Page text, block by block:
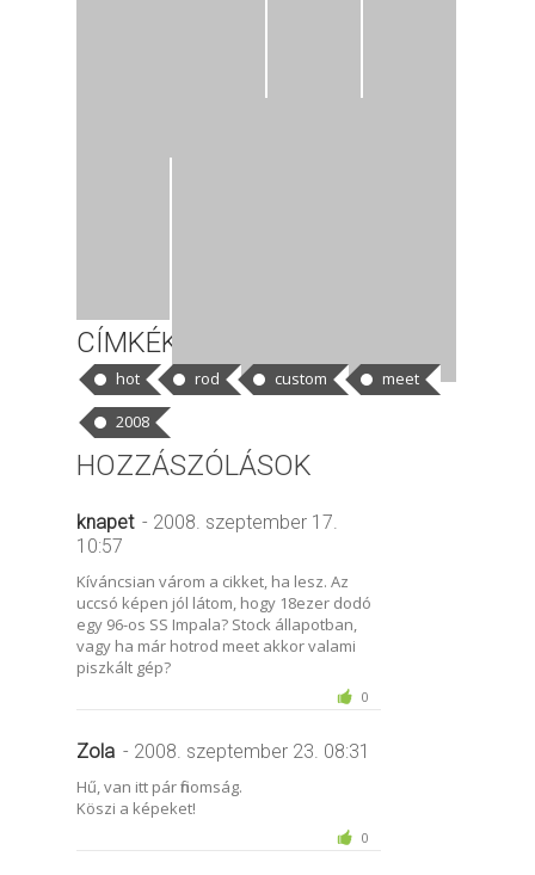
CÍMKÉK
hot rod custom
meet
2008
HOZZÁSZÓLÁSOK
knapet - 2008. szeptember 17.
10:57
Kíváncsian várom a cikket, ha lesz. Az
uccsó képen jól látom, hogy 18ezer dodó
egy 96-os SS Impala? Stock állapotban,
vagy ha már hotrod meet akkor valami
piszkált gép?
0
Zola - 2008. szeptember 23. 08:31
Hű, van itt pár finomság.
Köszi a képeket!
0